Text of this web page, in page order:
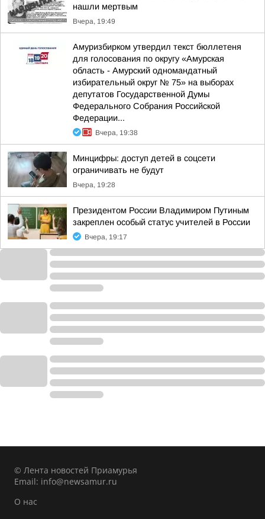
нашли мертвым
Вчера, 19:49
Амуризбирком утвердил текст бюллетеня
для голосования по округу «Амурская
область - Амурский одномандатный
избирательный округ № 75» на выборах
депутатов Государственной Думы
Федерального Собрания Российской
Федерации...
Вчера, 19:38
Минцифры: доступ детей в соцсети
ограничивать не будут
Вчера, 19:28
Президентом России Владимиром Путиным
закреплен особый статус учителей в России
Вчера, 19:17
© Лента новостей Приамурья
Email: info@newsamur.ru
О нас